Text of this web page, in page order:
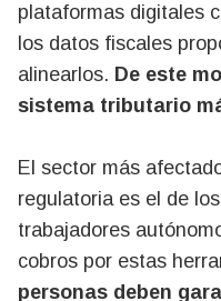
plataformas digitales
los datos fiscales
alinearlos. De este
sistema tributario
El sector más
regulatoria es el de
trabajadores
cobros por estas
personas deben